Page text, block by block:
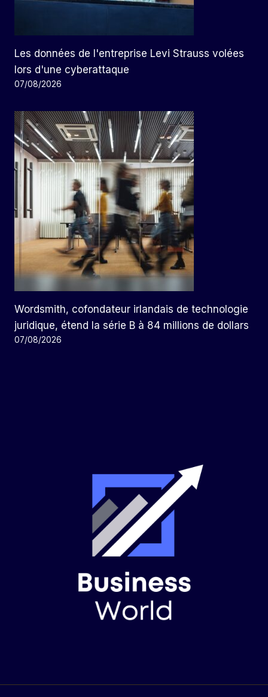
Les données de l'entreprise Levi Strauss volées
lors d'une cyberattaque
07/08/2026
Wordsmith, cofondateur irlandais de technologie
juridique, étend la série B à 84 millions de dollars
07/08/2026